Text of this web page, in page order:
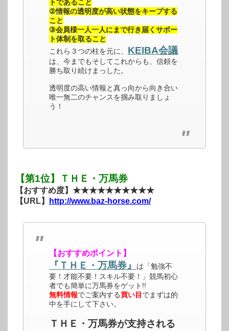
トであること
②情報の透明度が高い状態をキープする
こと
③会員様一人一人にまで行き届くサポー
ト体制を取ること
これら３つの柱を元に、 KEIBA会議
は、今までもそしてこれからも、信頼を
勝ち取り続けまっした。
透明度の高い情報と真っ向から向き合い
唯一無二のチャンスを掴み取りましょ
う！
【第1位】ＴＨＥ・万馬券
【おすすめ度】★★★★★★★★★★
【URL】
http://www.baz-horse.com/
【おすすめポイント】
『ＴＨＥ・万馬券』
は「勉強不
要！才能不要！スキル不要！」競馬初心
者でも簡単に万馬券をゲット!!
無料情報でご案内する買い目 でまずは的
中を手にして下さい。
ＴＨＥ・万馬券が支持される